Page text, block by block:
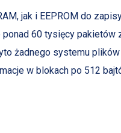
jak i EEPROM do
60 tysięcy pakietów
żadnego systemu
w blokach po 512